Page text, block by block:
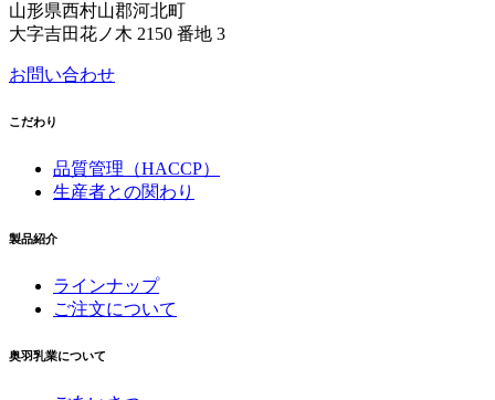
山形県西村山郡河北町
大字吉田花ノ木 2150 番地 3
お問い合わせ
こだわり
品質管理（HACCP）
生産者との関わり
製品紹介
ラインナップ
ご注文について
奥羽乳業について